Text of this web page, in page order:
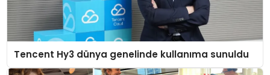
Tencent Hy3 dünya genelinde kullanıma sunuldu